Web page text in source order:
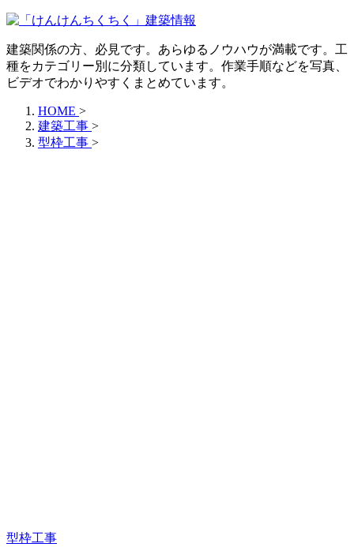
建築関係の方、必見です。あらゆるノウハウが満載です。工
種をカテゴリー別に分類しています。作業手順などを写真、
ビデオでわかりやすくまとめています。
HOME >
建築工事 >
型枠工事 >
型枠工事